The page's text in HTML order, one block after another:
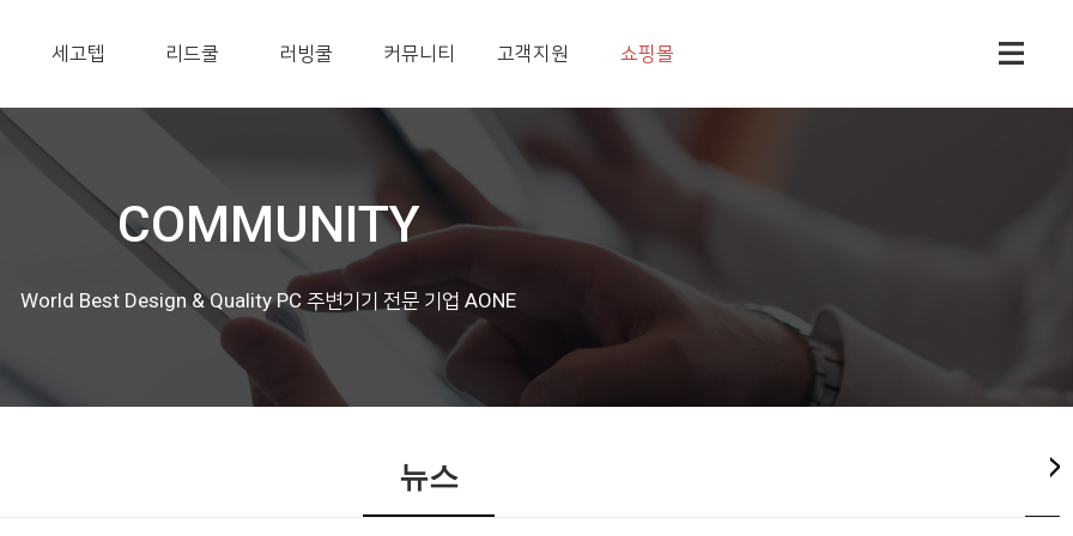
세고텝 리드쿨 러빙쿨 커뮤니티 고객지원 쇼핑몰
COMMUNITY
World Best Design & Quality PC 주변기기 전문 기업 AONE
뉴스